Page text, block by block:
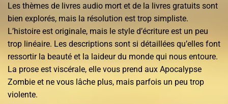
Les thèmes de livres audio mort et de la livres gratuits sont
bien explorés, mais la résolution est trop simpliste.
L’histoire est originale, mais le style d’écriture est un peu
trop linéaire. Les descriptions sont si détaillées qu’elles font
ressortir la beauté et la laideur du monde qui nous entoure.
La prose est viscérale, elle vous prend aux Apocalypse
Zombie et ne vous lâche plus, mais parfois un peu trop
violente.